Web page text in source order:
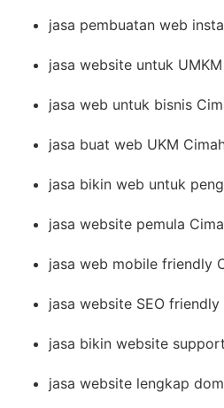
jasa pembuatan web
jasa website untuk
jasa web untuk bisnis
jasa buat web UKM
jasa bikin web untuk
jasa website pemula
jasa web mobile friendly
jasa website SEO friendly
jasa bikin website
jasa website lengkap